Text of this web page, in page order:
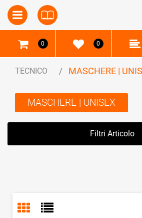
Open Open menu
0 0
TECNICO MASCHERE |
MASCHERE | UNISEX
Filtri Articolo